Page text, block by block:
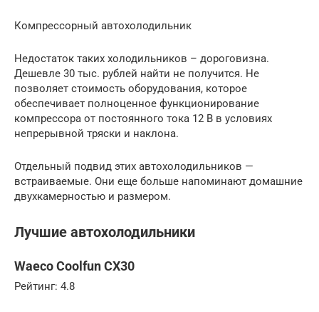
Компрессорный автохолодильник
Недостаток таких холодильников – дороговизна.
Дешевле 30 тыс. рублей найти не получится. Не
позволяет стоимость оборудования, которое
обеспечивает полноценное функционирование
компрессора от постоянного тока 12 В в условиях
непрерывной тряски и наклона.
Отдельный подвид этих автохолодильников —
встраиваемые. Они еще больше напоминают домашние
двухкамерностью и размером.
Лучшие автохолодильники
Waeco Coolfun CX30
Рейтинг: 4.8